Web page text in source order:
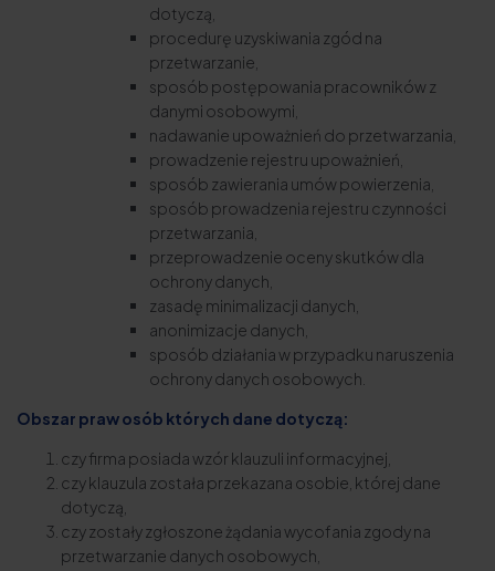
dotyczą,
procedurę uzyskiwania zgód na
przetwarzanie,
sposób postępowania pracowników z
danymi osobowymi,
nadawanie upoważnień do przetwarzania,
prowadzenie rejestru upoważnień,
sposób zawierania umów powierzenia,
sposób prowadzenia rejestru czynności
przetwarzania,
przeprowadzenie oceny skutków dla
ochrony danych,
zasadę minimalizacji danych,
anonimizacje danych,
sposób działania w przypadku naruszenia
ochrony danych osobowych.
Obszar praw osób których dane dotyczą:
czy firma posiada wzór klauzuli informacyjnej,
czy klauzula została przekazana osobie, której dane
dotyczą,
czy zostały zgłoszone żądania wycofania zgody na
przetwarzanie danych osobowych,